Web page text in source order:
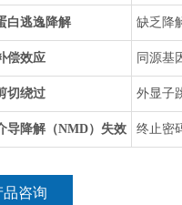
白逃逸降解 缺乏降
偿效应 同源基
切绕过 外显子
导降解（NMD）失效 终止密
品咨询